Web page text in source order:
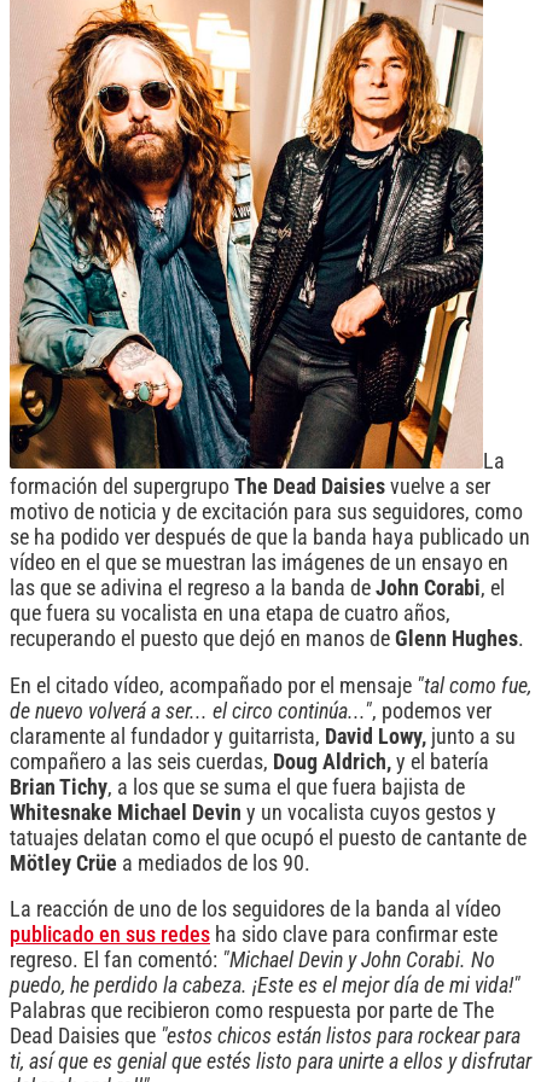
La
formación del supergrupo The Dead Daisies vuelve a ser
motivo de noticia y de excitación para sus seguidores, como
se ha podido ver después de que la banda haya publicado un
vídeo en el que se muestran las imágenes de un ensayo en
las que se adivina el regreso a la banda de John Corabi, el
que fuera su vocalista en una etapa de cuatro años,
recuperando el puesto que dejó en manos de Glenn Hughes.
En el citado vídeo, acompañado por el mensaje "tal como fue,
de nuevo volverá a ser... el circo continúa...", podemos ver
claramente al fundador y guitarrista, David Lowy, junto a su
compañero a las seis cuerdas, Doug Aldrich, y el batería
Brian Tichy, a los que se suma el que fuera bajista de
Whitesnake Michael Devin y un vocalista cuyos gestos y
tatuajes delatan como el que ocupó el puesto de cantante de
Mötley Crüe a mediados de los 90.
La reacción de uno de los seguidores de la banda al vídeo
publicado en sus redes ha sido clave para confirmar este
regreso. El fan comentó: "Michael Devin y John Corabi. No
puedo, he perdido la cabeza. ¡Este es el mejor día de mi vida!"
Palabras que recibieron como respuesta por parte de The
Dead Daisies que "estos chicos están listos para rockear para
ti, así que es genial que estés listo para unirte a ellos y disfrutar